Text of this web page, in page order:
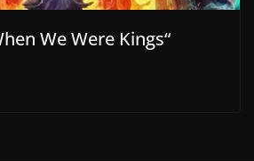
We Were Kings“